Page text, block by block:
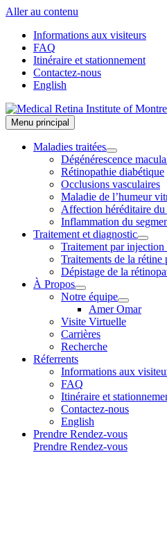
Aller au contenu
Informations aux visiteurs
FAQ
Itinéraire et stationnement
Contactez-nous
English
Menu principal
Maladies traitées
Dégénérescence
Rétinopathie diabétique
Occlusions vasculaires
Maladie de l’humeur
Affection héréditaire du
Inflammation du
Traitement et diagnostic
Traitement par
Traitements de la rétine
Dépistage de la
À Propos
Notre équipe
Amer Omar
Visite Virtuelle
Carrières
Recherche
Réferrents
Informations aux
FAQ
Itinéraire et
Contactez-nous
English
Prendre Rendez-vous
Prendre Rendez-vous